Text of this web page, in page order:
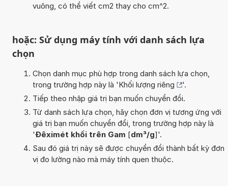
vuông, có thể viết cm2 thay cho cm^2.
hoặc: Sử dụng máy tính với danh sách lựa
chọn
Chọn danh mục phù hợp trong danh sách lựa chọn,
trong trường hợp này là 'Khối lượng riêng
'.
Tiếp theo nhập giá trị bạn muốn chuyển đổi.
Từ danh sách lựa chọn, hãy chọn đơn vị tương ứng với
giá trị bạn muốn chuyển đổi, trong trường hợp này là
'Đêximét khối trên Gam [dm³/g]'.
Sau đó giá trị này sẽ được chuyển đổi thành bất kỳ đơn
vị đo lường nào mà máy tính quen thuộc.